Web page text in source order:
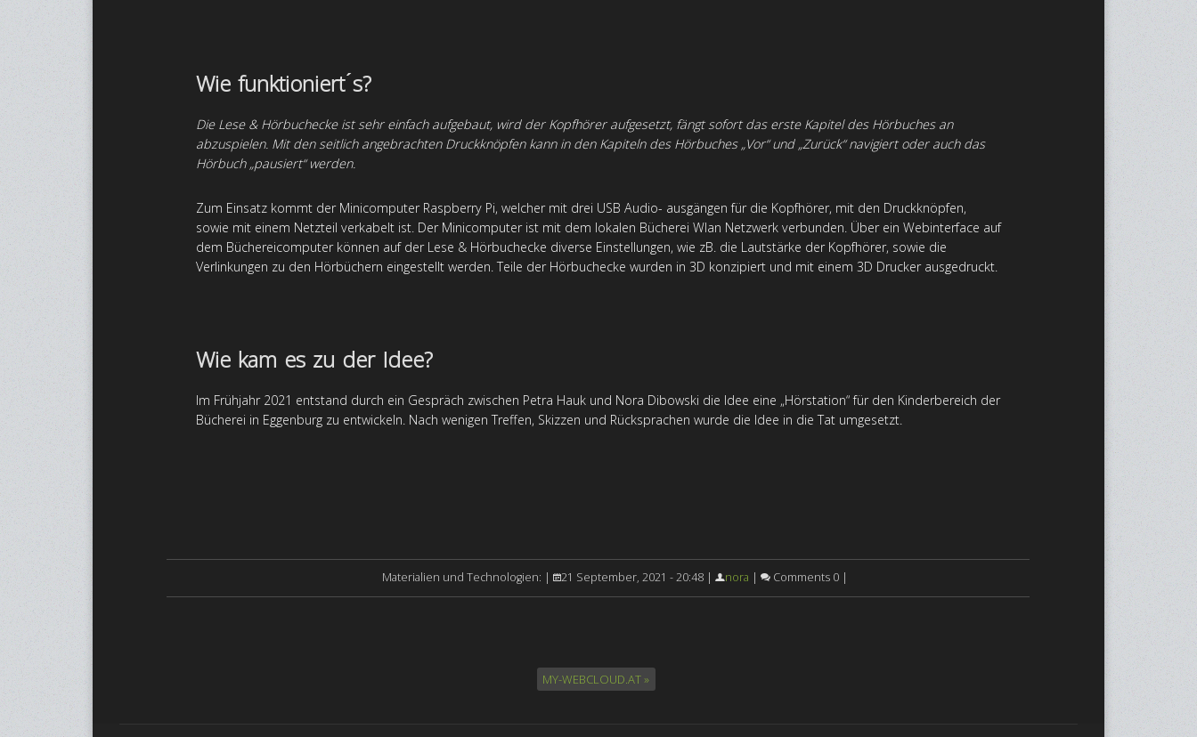
Wie funktioniert ́s?
Die Lese & Hörbuchecke ist sehr einfach aufgebaut, wird der Kopfhörer aufgesetzt, fängt sofort das erste Kapitel des Hörbuches an
abzuspielen. Mit den seitlich angebrachten Druckknöpfen kann in den Kapiteln des Hörbuches „Vor“ und „Zurück“ navigiert oder auch das
Hörbuch „pausiert“ werden.
Zum Einsatz kommt der Minicomputer Raspberry Pi, welcher mit drei USB Audio- ausgängen für die Kopfhörer, mit den Druckknöpfen,
sowie mit einem Netzteil verkabelt ist. Der Minicomputer ist mit dem lokalen Bücherei Wlan Netzwerk verbunden. Über ein Webinterface auf
dem Büchereicomputer können auf der Lese & Hörbuchecke diverse Einstellungen, wie zB. die Lautstärke der Kopfhörer, sowie die
Verlinkungen zu den Hörbüchern eingestellt werden. Teile der Hörbuchecke wurden in 3D konzipiert und mit einem 3D Drucker ausgedruckt.
Wie kam es zu der Idee?
Im Frühjahr 2021 entstand durch ein Gespräch zwischen Petra Hauk und Nora Dibowski die Idee eine „Hörstation“ für den Kinderbereich der
Bücherei in Eggenburg zu entwickeln. Nach wenigen Treffen, Skizzen und Rücksprachen wurde die Idee in die Tat umgesetzt.
Materialien und Technologien: | 21 September, 2021 - 20:48 | nora | Comments 0 |
MY-WEBCLOUD.AT »